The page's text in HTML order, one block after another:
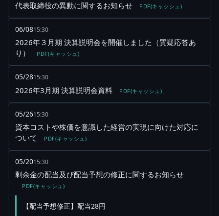
代表取締役の異動に関するお知らせ PDF(キャッシュ)
06/0815:30
2026年３月期 決算説明会を開催しました（質疑応答あ
り）
PDF(キャッシュ)
05/2815:30
2026年3月期 決算説明会資料 PDF(キャッシュ)
05/2615:30
資本コストや株価を意識した経営の実現に向けた対応に
ついて
PDF(キャッシュ)
05/2015:30
剰余金の配当及び配当予想の修正に関するお知らせ
PDF(キャッシュ)
【配当予想修正】配当28円